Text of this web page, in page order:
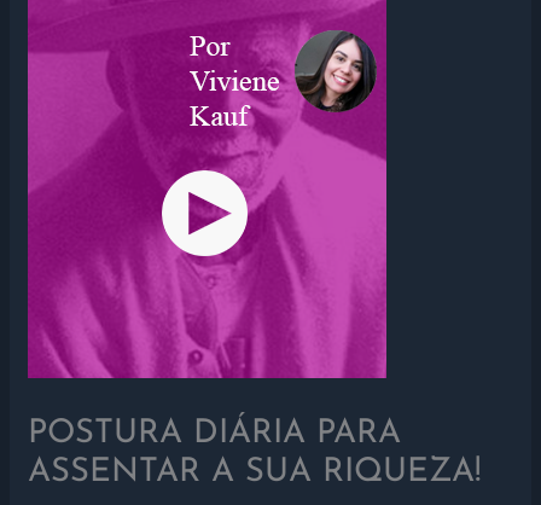
POSTURA DIÁRIA PARA
ASSENTAR A SUA RIQUEZA!